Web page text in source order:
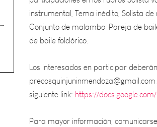
de baile folclórico.
Los interesados en participar deberán
siguiente link:https://
Para mayor información, comunicarse